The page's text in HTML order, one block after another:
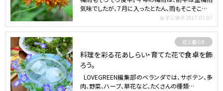
気味でしたが、７月に入ったとたん、雨もそこそこ降っ
金子三保子 2017.07.07
花と暮らす
料理を彩る花あしらい・育てた花で食卓を飾
ろう。
LOVEGREEN編集部のベランダでは、サボテン、多
肉、野菜、ハーブ、草花など、たくさんの種類…